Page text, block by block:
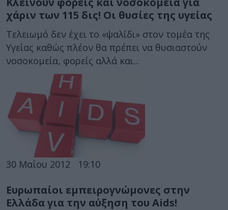
χάριν των 115 δις! Οι θυσίες της υγείας
Τελειωμό δεν έχει το «ψαλίδι» στον τομέα της
Υγείας καθώς πλέον θα πρέπει να θυσιαστούν
νοσοκομεία, φορείς αλλά και...
30 Μαΐου 2012 19:10
Ευρωπαίοι εμπειρογνώμονες στην
Ελλάδα για την αύξηση του Aids!